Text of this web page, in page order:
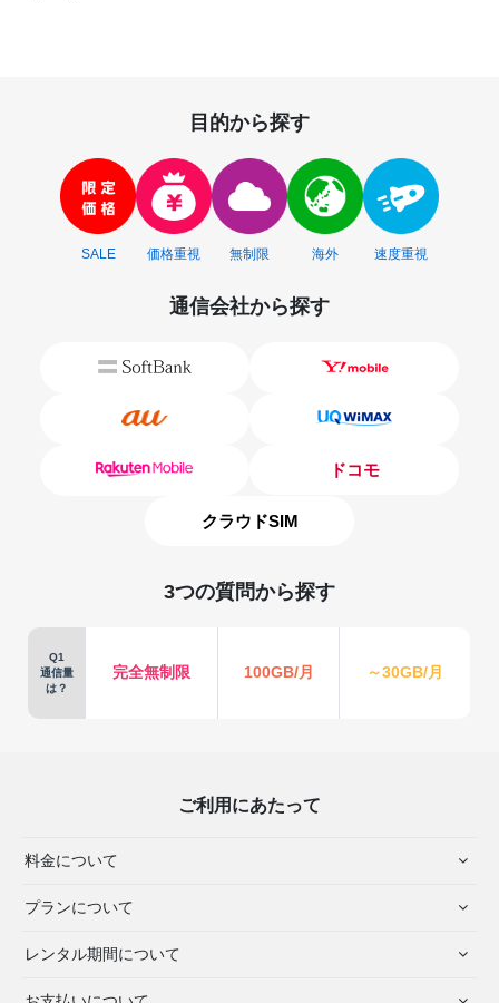
目的から探す
SALE 価格重視 無制限 海外 速度重視
通信会社から探す
ドコモ
クラウドSIM
3つの質問から探す
Q1
通信量
は？
完全無制限 100GB/月 ～30GB/月
ご利用にあたって
料金について
プランについて
レンタル期間について